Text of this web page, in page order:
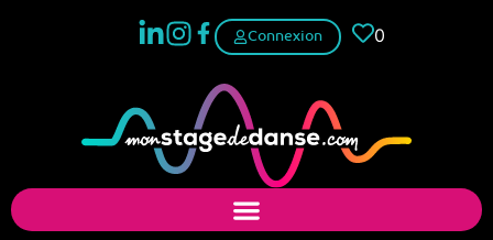
Connexion 0